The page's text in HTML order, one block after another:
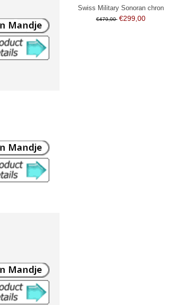
Swiss Military Sonoran chron
€479,00 €299,00